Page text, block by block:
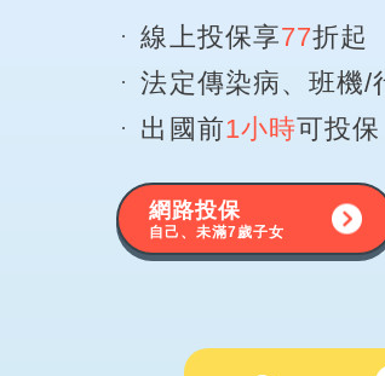
線上投保享77折起
法定傳染病、班機/
出國前1小時可投保
網路投保
自己、未滿7歲子女